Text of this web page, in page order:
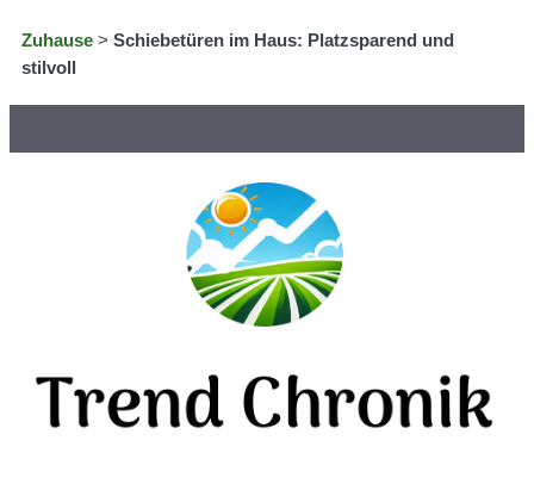
Zuhause > Schiebetüren im Haus: Platzsparend und
stilvoll